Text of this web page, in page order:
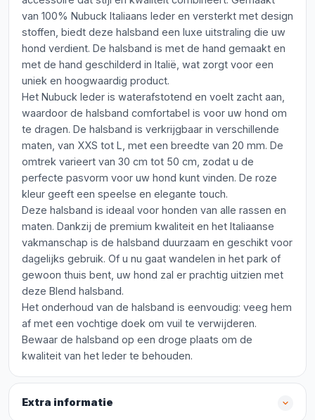
van 100% Nubuck Italiaans leder en versterkt met design
stoffen, biedt deze halsband een luxe uitstraling die uw
hond verdient. De halsband is met de hand gemaakt en
met de hand geschilderd in Italië, wat zorgt voor een
uniek en hoogwaardig product.
Het Nubuck leder is waterafstotend en voelt zacht aan,
waardoor de halsband comfortabel is voor uw hond om
te dragen. De halsband is verkrijgbaar in verschillende
maten, van XXS tot L, met een breedte van 20 mm. De
omtrek varieert van 30 cm tot 50 cm, zodat u de
perfecte pasvorm voor uw hond kunt vinden. De roze
kleur geeft een speelse en elegante touch.
Deze halsband is ideaal voor honden van alle rassen en
maten. Dankzij de premium kwaliteit en het Italiaanse
vakmanschap is de halsband duurzaam en geschikt voor
dagelijks gebruik. Of u nu gaat wandelen in het park of
gewoon thuis bent, uw hond zal er prachtig uitzien met
deze Blend halsband.
Het onderhoud van de halsband is eenvoudig: veeg hem
af met een vochtige doek om vuil te verwijderen.
Bewaar de halsband op een droge plaats om de
kwaliteit van het leder te behouden.
Extra informatie